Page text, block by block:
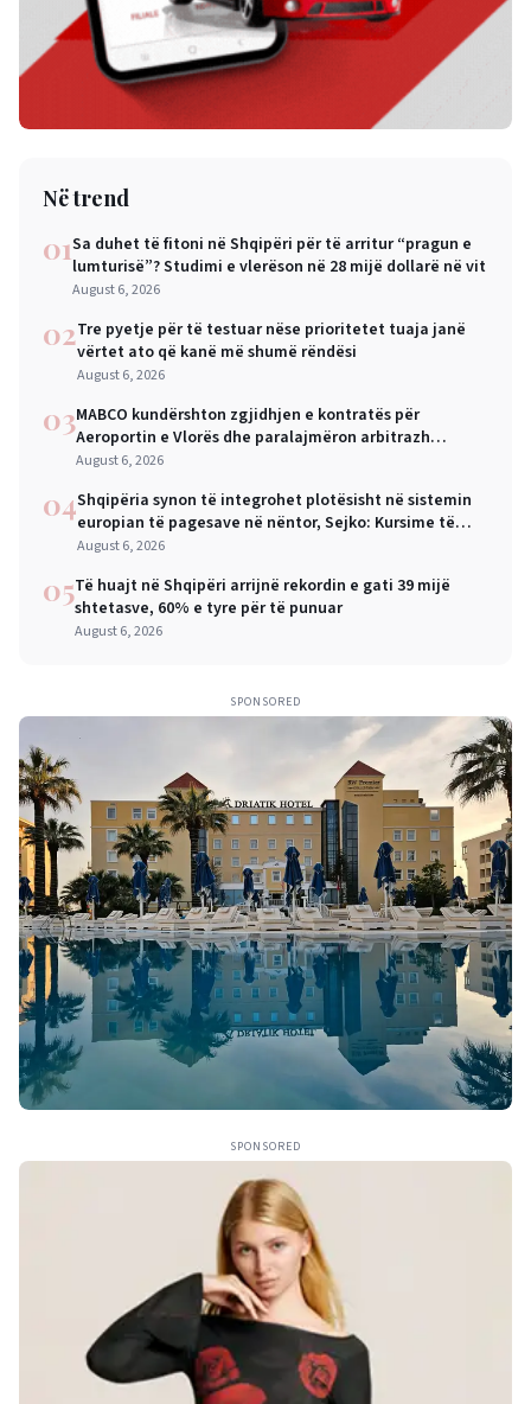
Në trend
01Sa duhet të fitoni në Shqipëri për të arritur “pragun e
lumturisë”? Studimi e vlerëson në 28 mijë dollarë në vit
August 6, 2026
02Tre pyetje për të testuar nëse prioritetet tuaja janë
vërtet ato që kanë më shumë rëndësi
August 6, 2026
03MABCO kundërshton zgjidhjen e kontratës për
Aeroportin e Vlorës dhe paralajmëron arbitrazh
ndërkombëtar
August 6, 2026
04Shqipëria synon të integrohet plotësisht në sistemin
europian të pagesave në nëntor, Sejko: Kursime të
mëdha për qytetarët dhe bizneset
August 6, 2026
05Të huajt në Shqipëri arrijnë rekordin e gati 39 mijë
shtetasve, 60% e tyre për të punuar
August 6, 2026
SPONSORED
SPONSORED